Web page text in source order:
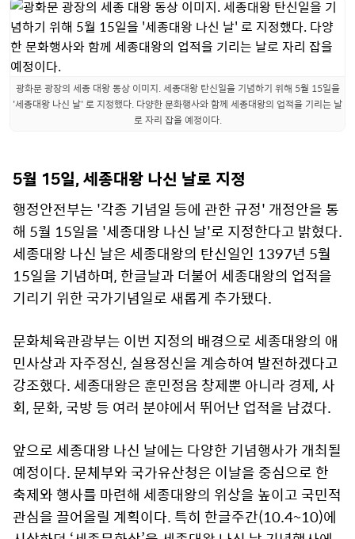
광화문 광장의 세종 대왕 동상 이미지. 세종대왕 탄신일을 기념하기 위해 5월 15일을
'세종대왕 나신 날' 로 지정했다. 다양한 문화행사와 함께 세종대왕의 업적을 기리는 날
로 자리 잡을 예정이다.
5월 15일, 세종대왕 나신 날로 지정
행정안전부는 '각종 기념일 등에 관한 규정' 개정안을 통
해 5월 15일을 '세종대왕 나신 날'로 지정한다고 밝혔다.
세종대왕 나신 날은 세종대왕의 탄신일인 1397년 5월
15일을 기념하며, 한글날과 더불어 세종대왕의 업적을
기리기 위한 국가기념일로 새롭게 추가됐다.
문화체육관광부는 이번 지정의 배경으로 세종대왕의 애
민사상과 자주정신, 실용정신을 계승하여 발전하겠다고
강조했다. 세종대왕은 훈민정음 창제뿐 아니라 경제, 사
회, 문화, 국방 등 여러 분야에서 뛰어난 업적을 남겼다.
앞으로 세종대왕 나신 날에는 다양한 기념행사가 개최될
예정이다. 문체부와 국가유산청은 이날을 중심으로 한
축제와 행사를 마련해 세종대왕의 위상을 높이고 국민적
관심을 끌어올릴 계획이다. 특히 한글주간(10.4~10)에